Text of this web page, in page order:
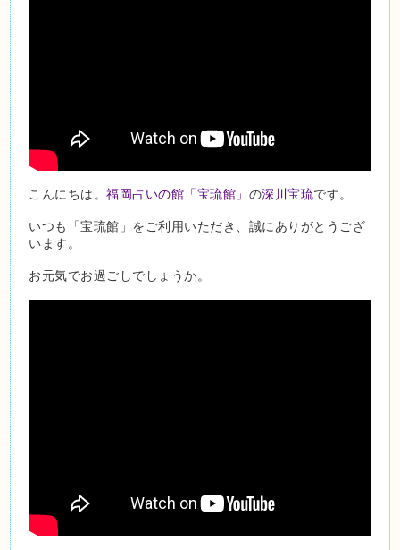
こんにちは。福岡占いの館「宝琉館」 の深川宝琉です。
いつも「宝琉館」をご利用いただき、誠にありがとうござ
います。
お元気でお過ごしでしょうか。